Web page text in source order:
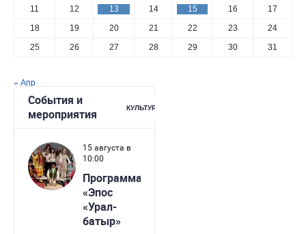
11
12 13 14 15 16
17
18
19 20 21 22 23
24
25
26 27 28 29 30 31
« Апр